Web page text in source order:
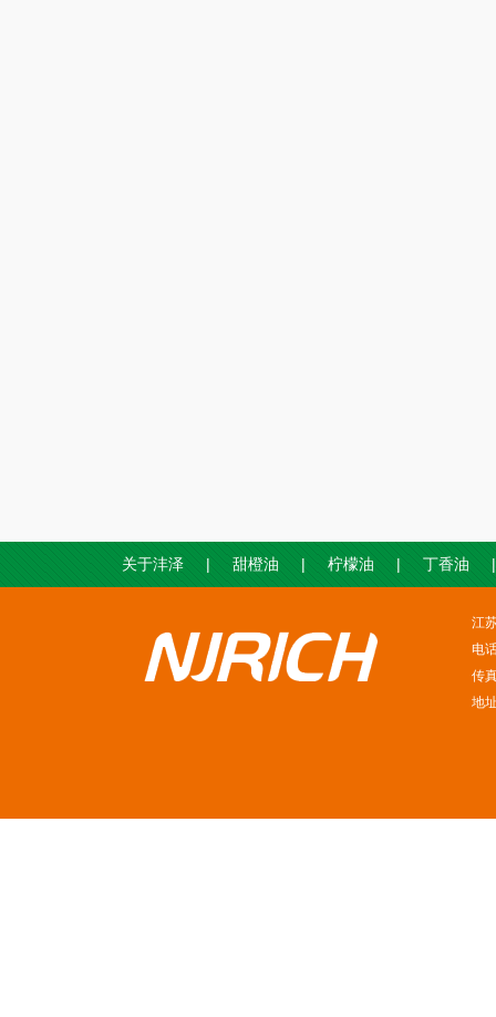
关于沣泽 | 甜橙油 | 柠檬油 | 丁香油 |
江
电
传
地